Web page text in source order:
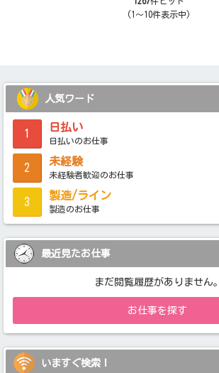
(1～10件表示中)
人気ワード
1
日払い
日払いのお仕事
2
未経験
未経験者歓迎のお仕事
3
製造/ライン
製造のお仕事
最近見たお仕事
まだ閲覧履歴がありません。
お仕事を探す
いますぐ検索！